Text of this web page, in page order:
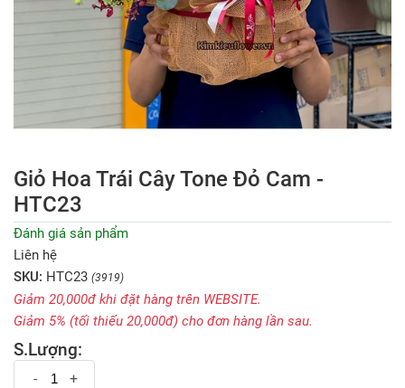
Giỏ Hoa Trái Cây Tone Đỏ Cam -
HTC23
Đánh giá sản phẩm
Liên hệ
SKU: HTC23 (3919)
Giảm 20,000đ khi đặt hàng trên WEBSITE.
Giảm 5% (tối thiếu 20,000đ) cho đơn hàng lần sau.
S.Lượng:
- +